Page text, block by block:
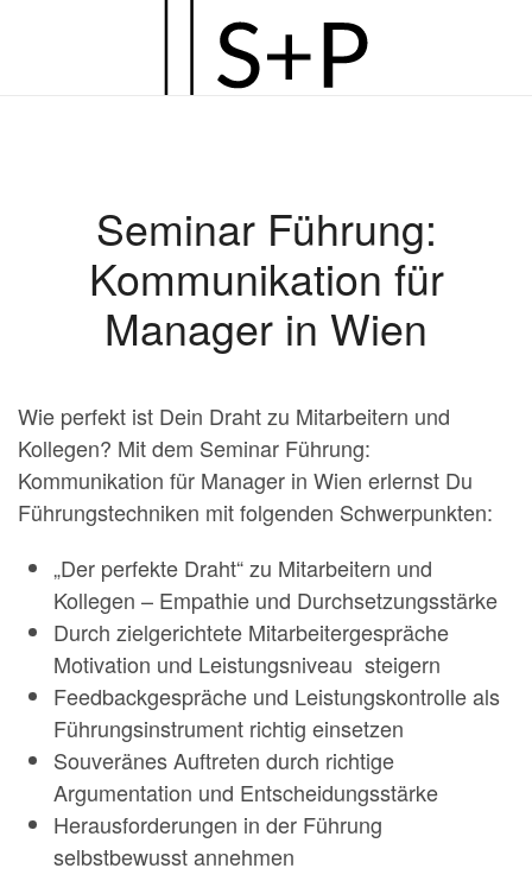
Seminar Führung:
Kommunikation für
Manager in Wien
Wie perfekt ist Dein Draht zu Mitarbeitern und
Kollegen? Mit dem Seminar Führung:
Kommunikation für Manager in Wien erlernst Du
Führungstechniken mit folgenden Schwerpunkten:
„Der perfekte Draht“ zu Mitarbeitern und
Kollegen – Empathie und Durchsetzungsstärke
Durch zielgerichtete Mitarbeitergespräche
Motivation und Leistungsniveau steigern
Feedbackgespräche und Leistungskontrolle als
Führungsinstrument richtig einsetzen
Souveränes Auftreten durch richtige
Argumentation und Entscheidungsstärke
Herausforderungen in der Führung
selbstbewusst annehmen